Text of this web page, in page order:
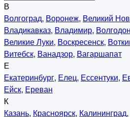
В
Волгоград, Воронеж, Великий
Владикавказ, Владимир,
Великие Луки, Воскресенск,
Витебск, Ванадзор, Вагаршапат
Е
Екатеринбург, Елец, Ессентуки,
Ейск, Ереван
К
Казань, Красноярск, Калининград,